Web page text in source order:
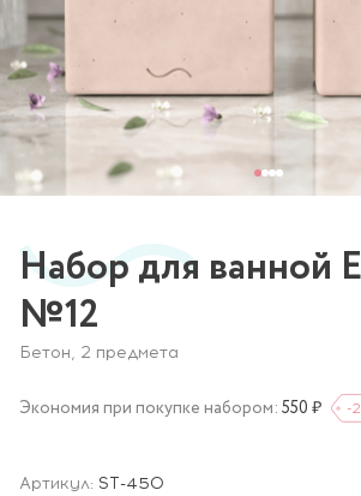
Набор для ванной
№12
Бетон, 2 предмета
Экономия при покупке набором: 550 ₽ -
Артикул: ST-450